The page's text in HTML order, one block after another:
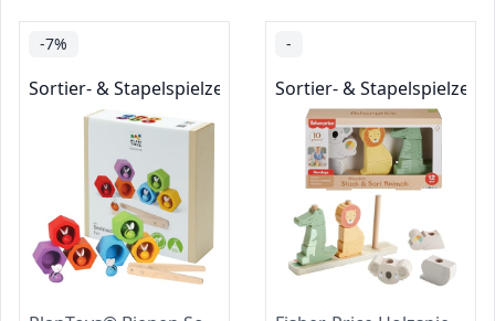
-7%
Sortier- & Stapelspielzeug
-
Sortier- & Stapelspielzeug